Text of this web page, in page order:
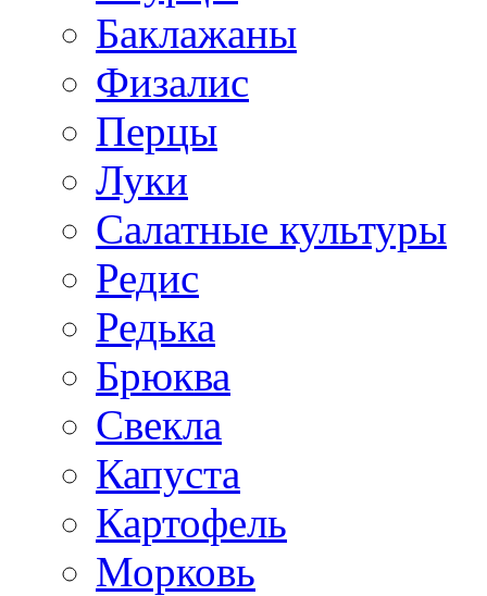
Баклажаны
Физалис
Перцы
Луки
Салатные культуры
Редис
Редька
Брюква
Свекла
Капуста
Картофель
Морковь